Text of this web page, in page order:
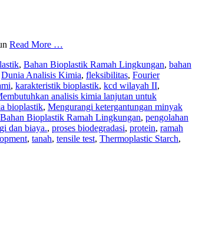
Read More …
, Bahan Bioplastik Ramah Lingkungan, bahan
Dunia Analisis Kimia, fleksibilitas, Fourier
, karakteristik bioplastik, kcd wilayah II,
analisis kimia lanjutan untuk
bioplastik, Mengurangi ketergantungan minyak
Bioplastik Ramah Lingkungan, pengolahan
dan biaya., proses biodegradasi, protein, ramah
, tanah, tensile test, Thermoplastic Starch,